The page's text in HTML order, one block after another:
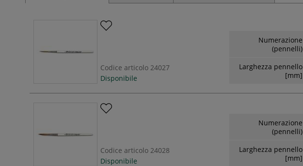
Codice articolo 24027
Disponibile
Numerazione
(pennelli)
Larghezza pennello
[mm]
Codice articolo 24028
Disponibile
Numerazione
(pennelli)
Larghezza pennello
[mm]